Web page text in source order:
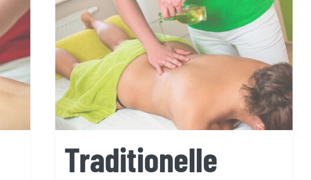
Traditionelle